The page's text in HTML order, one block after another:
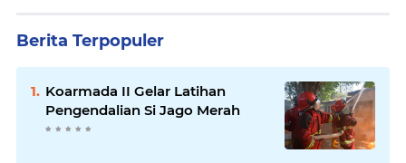
Berita Terpopuler
Koarmada II Gelar Latihan
Pengendalian Si Jago Merah